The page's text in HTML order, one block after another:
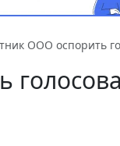
ООО оспорить